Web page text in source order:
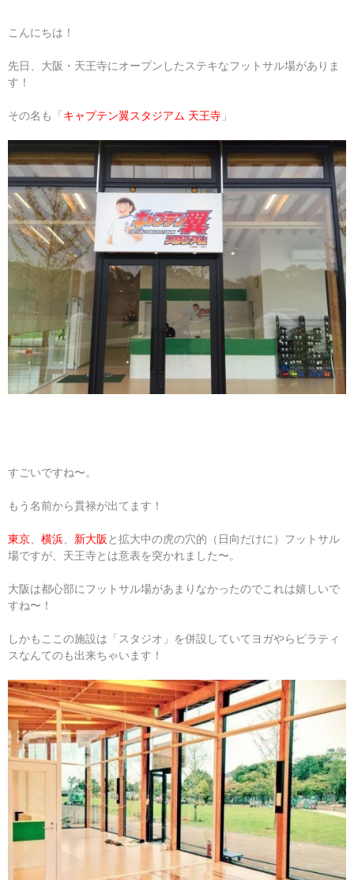
こんにちは！
先日、大阪・天王寺にオープンしたステキなフットサル場がありま
す！
その名も「キャプテン翼スタジアム 天王寺 」
すごいですね〜。
もう名前から貫禄が出てます！
東京、 横浜、 新大阪 と拡大中の虎の穴的（日向だけに）フットサル
場ですが、天王寺とは意表を突かれました〜。
大阪は都心部にフットサル場があまりなかったのでこれは嬉しいで
すね〜！
しかもここの施設は「スタジオ」を併設していてヨガやらピラティ
スなんてのも出来ちゃいます！